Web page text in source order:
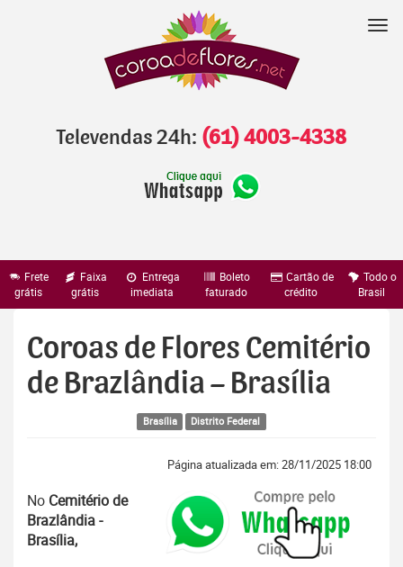
Televendas 24h: (61) 4003-4338
Frete
grátis
Faixa
grátis
Entrega
imediata
Boleto
faturado
Cartão de
crédito
Todo o
Brasil
Coroas de Flores Cemitério
de Brazlândia – Brasília
Brasília Distrito Federal
Página atualizada em: 28/11/2025 18:00
No Cemitério de
Brazlândia -
Brasília,